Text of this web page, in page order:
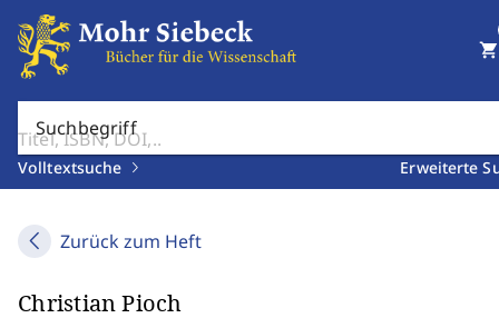
Suchbegriff
Volltextsuche Erweiterte
shopping_cart
Zurück zum Heft
Christian Pioch